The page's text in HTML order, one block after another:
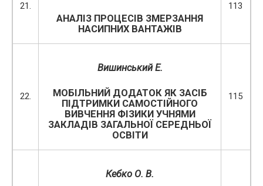
21.
АНАЛІЗ ПРОЦЕСІВ ЗМЕРЗАННЯ
НАСИПНИХ ВАНТАЖІВ
113
22.
Вишинський Е.
МОБІЛЬНИЙ ДОДАТОК ЯК ЗАСІБ
ПІДТРИМКИ САМОСТІЙНОГО
ВИВЧЕННЯ ФІЗИКИ УЧНЯМИ
ЗАКЛАДІВ ЗАГАЛЬНОЇ СЕРЕДНЬОЇ
ОСВІТИ
115
Кебко О. В.